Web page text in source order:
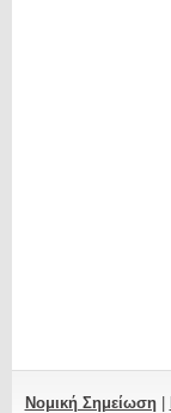
Νομική Σημείωση|